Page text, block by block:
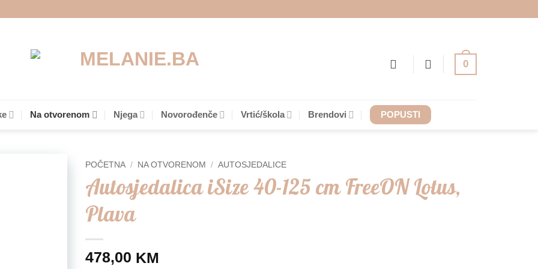
0
Na otvorenom Njega Novorođenče Vrtić/škola Brendovi POPUSTI
POČETNA / NA OTVORENOM / AUTOSJEDALICE
Autosjedalica iSize 40-125 cm FreeON Lotus,
Plava
478,00 KM